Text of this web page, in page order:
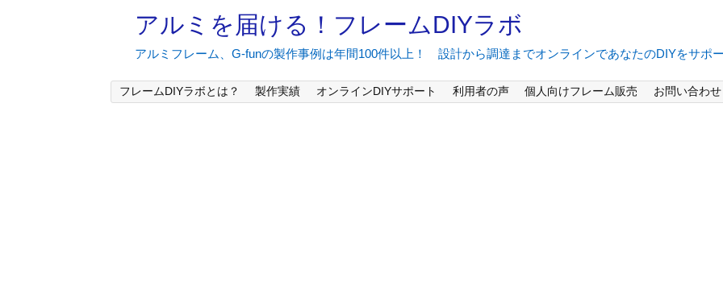
アルミを届ける！フレームDIYラボ
アルミフレーム、G-funの製作事例は年間100件以上！ 設計から調達までオンラインであなたのDIYをサポ
フレームDIYラボとは？ 製作実績 オンラインDIYサポート 利用者の声 個人向けフレーム販売 お問い合わせ